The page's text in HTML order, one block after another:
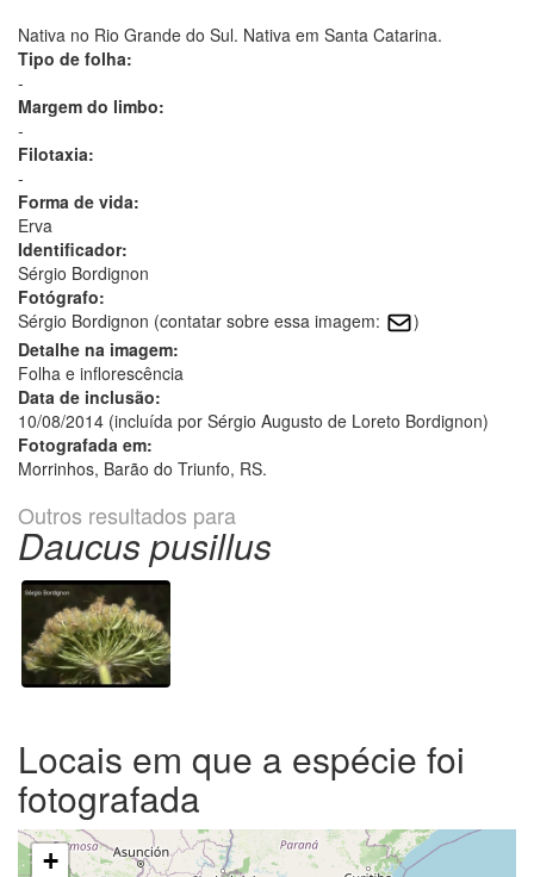
Nativa no Rio Grande do Sul. Nativa em Santa Catarina.
Tipo de folha:
-
Margem do limbo:
-
Filotaxia:
-
Forma de vida:
Erva
Identificador:
Sérgio Bordignon
Fotógrafo:
Sérgio Bordignon (contatar sobre essa imagem:
)
Detalhe na imagem:
Folha e inflorescência
Data de inclusão:
10/08/2014 (incluída por Sérgio Augusto de Loreto Bordignon)
Fotografada em:
Morrinhos, Barão do Triunfo, RS.
Outros resultados para
Daucus pusillus
Locais em que a espécie foi
fotografada
+